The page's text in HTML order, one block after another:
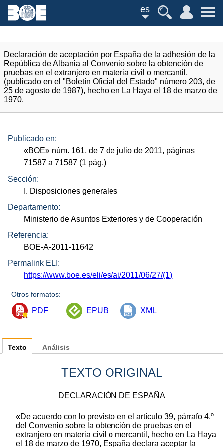
es
Declaración de aceptación por España de la adhesión de la
República de Albania al Convenio sobre la obtención de
pruebas en el extranjero en materia civil o mercantil,
(publicado en el "Boletín Oficial del Estado" número 203, de
25 de agosto de 1987), hecho en La Haya el 18 de marzo de
1970.
Publicado en:
«BOE» núm. 161, de 7 de julio de 2011, páginas
71587 a 71587 (1 pág.)
Sección:
I. Disposiciones generales
Departamento:
Ministerio de Asuntos Exteriores y de Cooperación
Referencia:
BOE-A-2011-11642
Permalink ELI:
https://www.boe.es/eli/es/ai/2011/06/27/(1)
Otros formatos:
PDF EPUB XML
Texto
TEXTO ORIGINAL
DECLARACIÓN DE ESPAÑA
«De acuerdo con lo previsto en el artículo 39, párrafo 4.º
del Convenio sobre la obtención de pruebas en el
extranjero en materia civil o mercantil, hecho en La Haya
el 18 de marzo de 1970, España declara aceptar la
Análisis